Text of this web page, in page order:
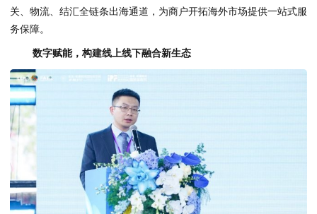
关、物流、结汇全链条出海通道，为商户开拓海外市场提供一站式服
务保障。
数字赋能，构建线上线下融合新生态